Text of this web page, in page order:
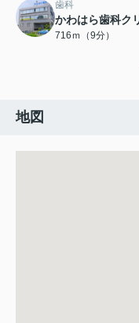
歯科
かわはら歯科ク
716ｍ（9分）
地図